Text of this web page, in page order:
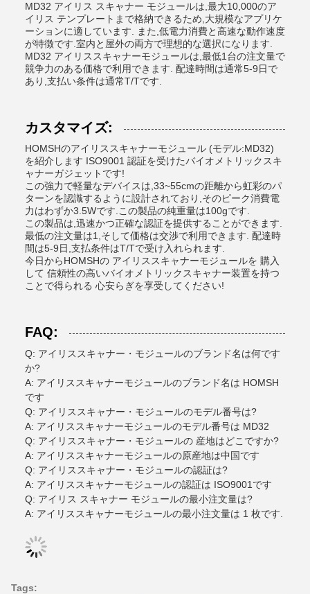
MD32 アイリス スキャナー モジュールは,最大10,000のア
イリス テンプレートまで格納できるため,大規模なアプリケ
ーションに適しています. また,低電力消費と高速な動作速度
が特徴です.室内と屋外の両方で理想的な選択になります.
MD32 アイリススキャナーモジュールは,最低1台の注文量で
競争力のある価格で利用できます. 配達時間は通常5-9日で
あり,支払い条件は通常T/Tです.
カスタマイズ:
HOMSHのアイリススキャナーモジュール (モデル:MD32)
を紹介します ISO9001 認証を受けたバイオメトリックスキ
ャナーガジェットです!
この強力で軽量なデバイスは,33~55cmの距離から虹彩のパ
ターンを認識するように設計されており,そのピーク消費電
力はわずか3.5Wです.この製品の純重量は100gです.
この製品は,迅速かつ正確な認証を提供することができます.
最低の注文量は1,そして価格は交渉で利用できます. 配達時
間は5-9日,支払条件はT/Tで受け入れられます.
今日からHOMSHの アイリススキャナーモジュールを 購入
して 信頼性の高いバイオメトリックスキャナー装置を持つ
ことで得られる 心安らぎを享受してください!
FAQ:
Q: アイリススキャナー・モジュールのブランド名は何です
か?
A: アイリススキャナーモジュールのブランド名は HOMSH
です
Q: アイリススキャナー・モジュールのモデル番号は?
A: アイリススキャナーモジュールのモデル番号は MD32
Q: アイリススキャナー・モジュールの 産地はどこですか?
A: アイリススキャナーモジュールの原産地は中国です
Q: アイリススキャナー・モジュールの認証は?
A: アイリススキャナーモジュールの認証は ISO9001です
Q: アイリス スキャナー モジュールの最小注文量は?
A: アイリススキャナーモジュールの最小注文量は 1 枚です.
Tags: